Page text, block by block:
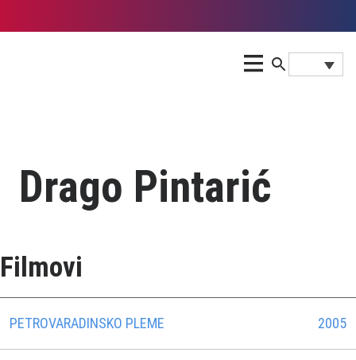
Drago Pintarić
Filmovi
PETROVARADINSKO PLEME 2005